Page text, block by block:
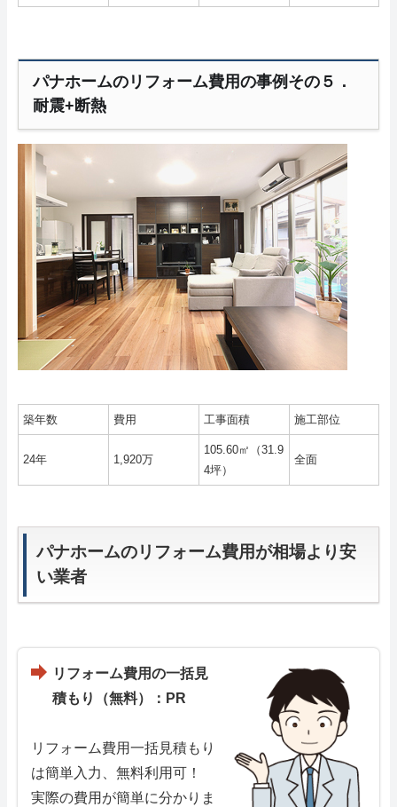
パナホームのリフォーム費用の事例その５．
耐震+断熱
築年数 費用 工事面積 施工部位
24年 1,920万
105.60㎡（31.9
4坪）
全面
パナホームのリフォーム費用が相場より安
い業者
リフォーム費用の一括見
積もり（無料）：PR
リフォーム費用一括見積もり
は簡単入力、無料利用可！
実際の費用が簡単に分かりま